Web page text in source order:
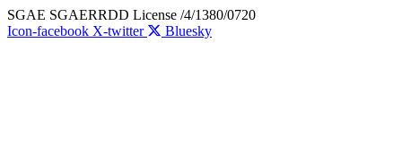
Skip
to
SGAE SGAERRDD License /4/1380/0720
Icon-facebook X-twitter Bluesky